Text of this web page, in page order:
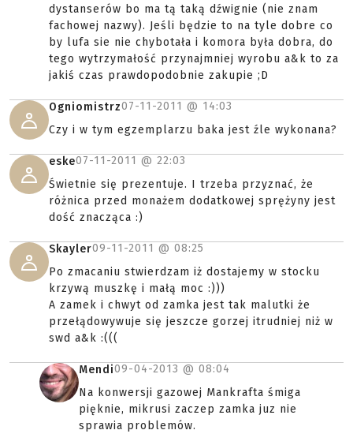
dystanserów bo ma tą taką dźwignie (nie znam
fachowej nazwy). Jeśli będzie to na tyle dobre co
by lufa sie nie chybotała i komora była dobra, do
tego wytrzymałość przynajmniej wyrobu a&k to za
jakiś czas prawdopodobnie zakupie ;D
Ogniomistrz07-11-2011 @ 14:03
Czy i w tym egzemplarzu baka jest źle wykonana?
eske07-11-2011 @ 22:03
Świetnie się prezentuje. I trzeba przyznać, że
różnica przed monażem dodatkowej sprężyny jest
dość znacząca :)
Skayler09-11-2011 @ 08:25
Po zmacaniu stwierdzam iż dostajemy w stocku
krzywą muszkę i małą moc :)))
A zamek i chwyt od zamka jest tak malutki że
przełądowywuje się jeszcze gorzej itrudniej niż w
swd a&k :(((
Mendi09-04-2013 @ 08:04
Na konwersji gazowej Mankrafta śmiga
pięknie, mikrusi zaczep zamka juz nie
sprawia problemów.